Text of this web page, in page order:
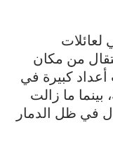
لعائلات
من مكان
كبيرة في
بينما ما زالت
في ظل الدمار